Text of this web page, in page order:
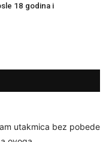
18 godina i
utakmica bez pobede